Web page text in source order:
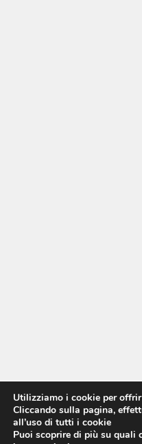
Utilizziamo i cookie per
Cliccando sulla pagina,
all’uso di tutti i cookie
Puoi scoprire di più su